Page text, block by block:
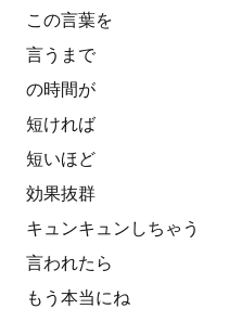
この言葉を
言うまで
の時間が
短ければ
短いほど
効果抜群
キュンキュンしちゃう
言われたら
もう本当にね